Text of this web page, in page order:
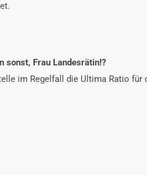
sonst, Frau Landesrätin!?
im Regelfall die Ultima Ratio